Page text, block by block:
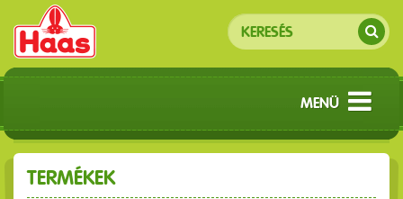
MENÜ
TERMÉKEK